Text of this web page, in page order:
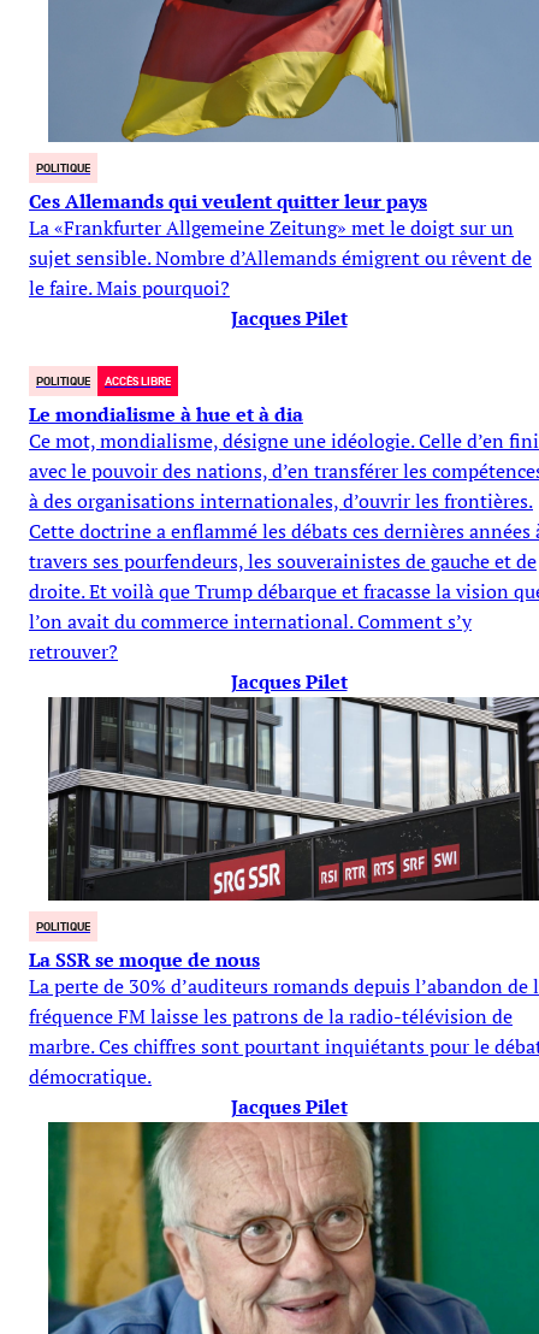
POLITIQUE
Ces Allemands qui veulent quitter leur pays
La «Frankfurter Allgemeine Zeitung» met le doigt sur un
sujet sensible. Nombre d’Allemands émigrent ou rêvent de
le faire. Mais pourquoi?
Jacques Pilet
POLITIQUE ACCÈS LIBRE
Le mondialisme à hue et à dia
Ce mot, mondialisme, désigne une idéologie. Celle d’en
avec le pouvoir des nations, d’en transférer les
à des organisations internationales, d’ouvrir les frontières.
Cette doctrine a enflammé les débats ces dernières années
travers ses pourfendeurs, les souverainistes de gauche et de
droite. Et voilà que Trump débarque et fracasse la vision
l’on avait du commerce international. Comment s’y
retrouver?
Jacques Pilet
POLITIQUE
La SSR se moque de nous
La perte de 30% d’auditeurs romands depuis l’abandon de
fréquence FM laisse les patrons de la radio-télévision de
marbre. Ces chiffres sont pourtant inquiétants pour le
démocratique.
Jacques Pilet